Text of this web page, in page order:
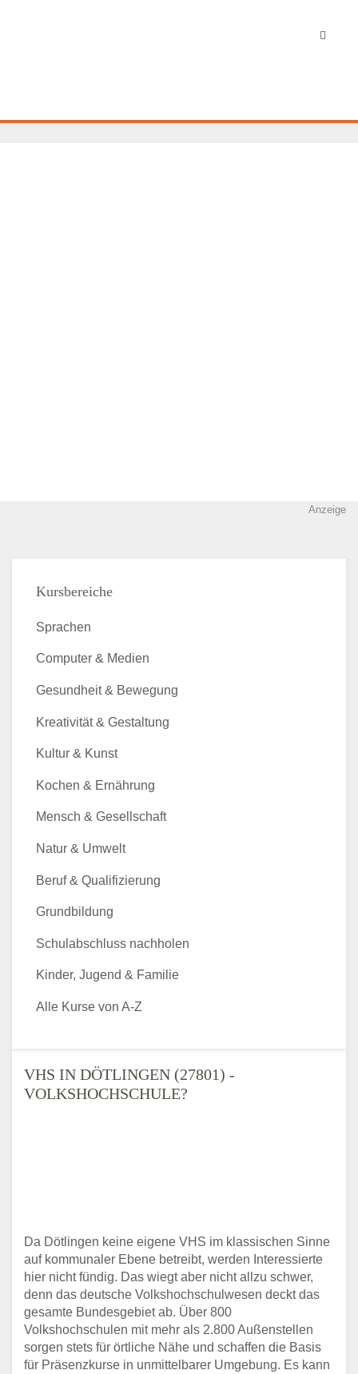
Anzeige
VHS IN DÖTLINGEN (27801) -
VOLKSHOCHSCHULE?
Da Dötlingen keine eigene VHS im klassischen Sinne
auf kommunaler Ebene betreibt, werden Interessierte
hier nicht fündig. Das wiegt aber nicht allzu schwer,
denn das deutsche Volkshochschulwesen deckt das
gesamte Bundesgebiet ab. Über 800
Volkshochschulen mit mehr als 2.800 Außenstellen
sorgen stets für örtliche Nähe und schaffen die Basis
für Präsenzkurse in unmittelbarer Umgebung. Es kann
Kursbereiche
Sprachen
Computer & Medien
Gesundheit & Bewegung
Kreativität & Gestaltung
Kultur & Kunst
Kochen & Ernährung
Mensch & Gesellschaft
Natur & Umwelt
Beruf & Qualifizierung
Grundbildung
Schulabschluss nachholen
Kinder, Jugend & Familie
Alle Kurse von A-Z